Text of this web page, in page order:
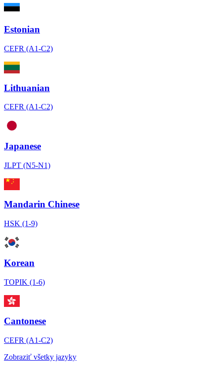
Estonian
CEFR (A1-C2)
Lithuanian
CEFR (A1-C2)
Japanese
JLPT (N5-N1)
Mandarin Chinese
HSK (1-9)
Korean
TOPIK (1-6)
Cantonese
CEFR (A1-C2)
Zobraziť všetky jazyky